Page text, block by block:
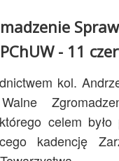
- 11
kol.
celem było
kadencję